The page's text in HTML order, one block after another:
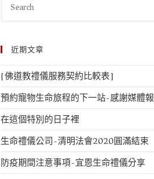
近期文章
[佛道教禮儀服務契約比較表]
預約寵物生命旅程的下一站-感謝媒體
在這個特別的日子裡
生命禮儀公司-清明法會2020圓滿結束
防疫期間注意事項-宜恩生命禮儀分享